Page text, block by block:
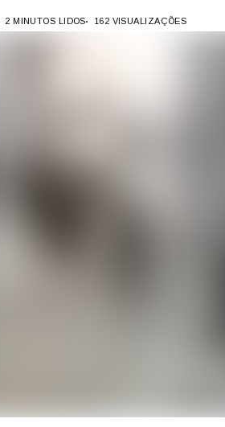
2 MINUTOS LIDOS 162 VISUALIZAÇÕES